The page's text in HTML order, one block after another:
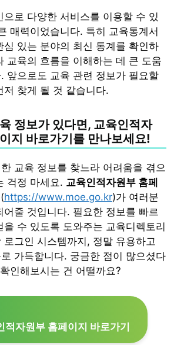
으로 다양한 서비스를 이용할 수 있
매력이었습니다. 특히 교육통계서
심 있는 분야의 최신 통계를 확인하
교육의 흐름을 이해하는 데 큰 도움
앞으로도 교육 관련 정보가 필요할
저 찾게 될 것 같습니다.
정보가 있다면, 교육인적자
지 바로가기를 만나보세요!
교육 정보를 찾느라 어려움을 겪으
걱정 마세요. 교육인적자원부 홈페
(https://www.moe.go.kr)가 여러분
어줄 것입니다. 필요한 정보를 빠르
을 수 있도록 도와주는 교육디렉토리
로그인 시스템까지, 정말 유용하고
가득합니다. 궁금한 점이 많으셨다
인해보시는 건 어떨까요?
적자원부 홈페이지 바로가기